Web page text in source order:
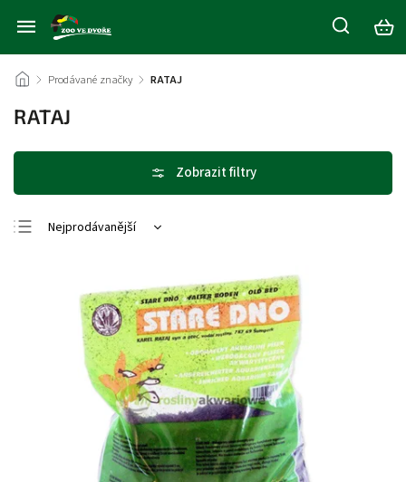
/ Prodávané značky / RATAJ
RATAJ
Nejprodávanější
Abecedně